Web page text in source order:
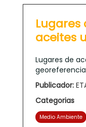
Lugares
aceites
Lugares de
Publicador:
Categorias
Medio Ambiente